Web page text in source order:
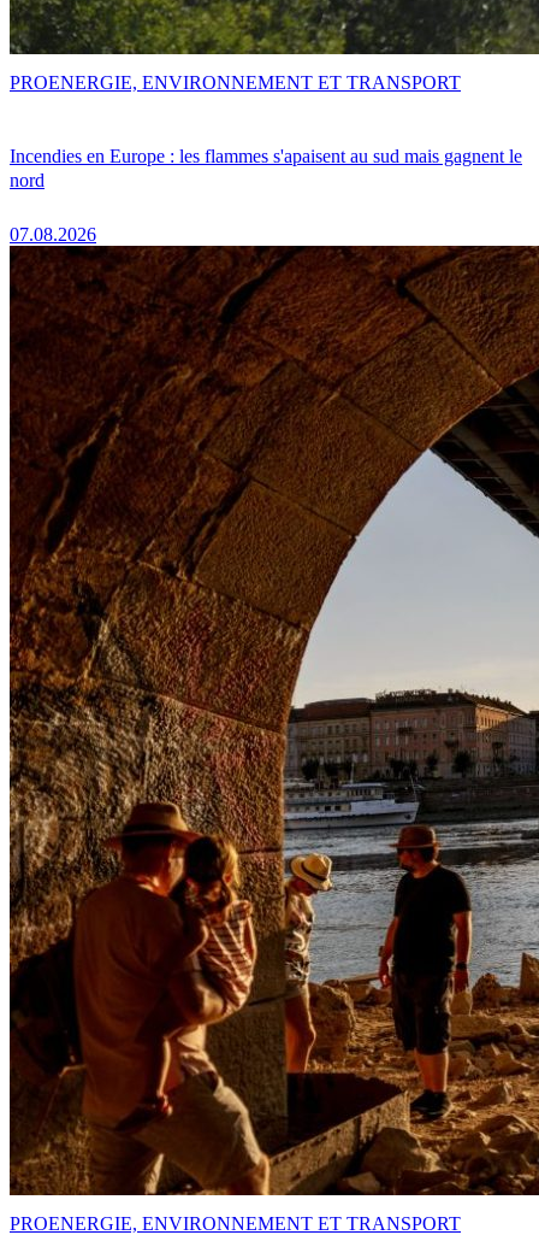
Incendies en Europe : les flammes s'apaisent au sud mais gagnent le
nord
07.08.2026
PROENERGIE, ENVIRONNEMENT ET TRANSPORT
PROENERGIE, ENVIRONNEMENT ET TRANSPORT